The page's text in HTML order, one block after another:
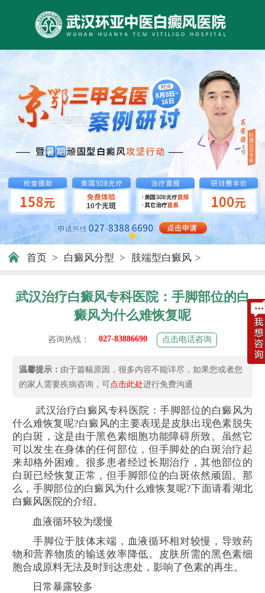
首页 > 白癜风分型 > 肢端型白癜风 >
武汉治疗白癜风专科医院：手脚部位的白
癜风为什么难恢复呢
咨询热线： 027-83886690 点击电话咨询
温馨提示： 由于篇幅原因，很多内容不能详尽，如果您或者您
的家人需要疾病咨询，可点击此处进行免费沟通
武汉治疗白癜风专科医院：手脚部位的白癜风为
什么难恢复呢?白癜风的主要表现是皮肤出现色素脱失
的白斑，这是由于黑色素细胞功能障碍所致。虽然它
可以发生在身体的任何部位，但手脚处的白斑治疗起
来却格外困难。很多患者经过长期治疗，其他部位的
白斑已经恢复正常，但手脚部位的白斑依然顽固。那
么，手脚部位的白癜风为什么难恢复呢?下面请看湖北
白癜风医院的介绍。
血液循环较为缓慢
手脚位于肢体末端，血液循环相对较慢，导致药
物和营养物质的输送效率降低。皮肤所需的黑色素细
胞合成原料无法及时到达患处，影响了色素的再生。
日常暴露较多